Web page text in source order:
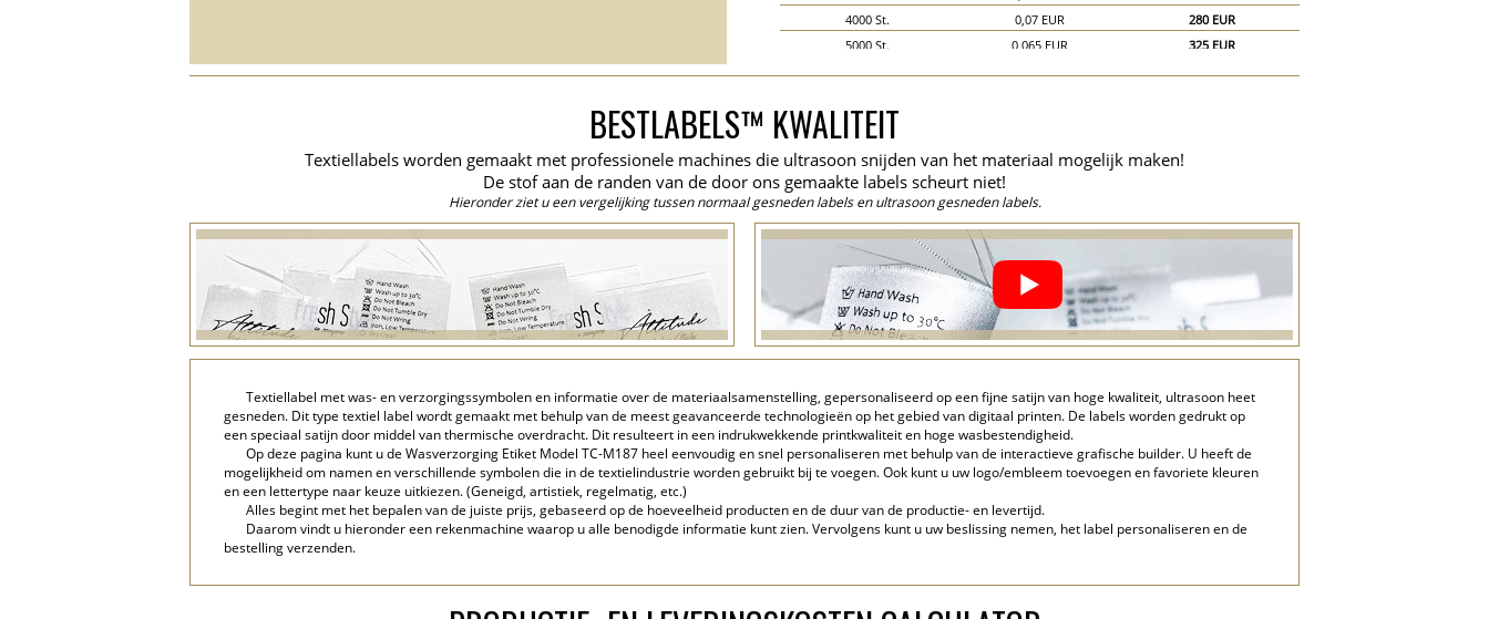
4000 St.
0,07 EUR
280 EUR
5000 St.
0,065 EUR
325 EUR
8000 St.
10000 St.
15000 St.
0,04 EUR
20000 St.
0,035 EUR 700 EUR
BESTLABELS™ KWALITEIT
Textiellabels worden gemaakt met professionele machines die ultrasoon snijden van het materiaal mogelijk maken!
De stof aan de randen van de door ons gemaakte labels scheurt niet!
Hieronder ziet u een vergelijking tussen normaal gesneden labels en ultrasoon gesneden labels.
Textiellabel met was- en verzorgingssymbolen en informatie over de materiaalsamenstelling, gepersonaliseerd op een fijne satijn van hoge kwaliteit, ultrasoon heet
gesneden. Dit type textiel label wordt gemaakt met behulp van de meest geavanceerde technologieën op het gebied van digitaal printen. De labels worden gedrukt op
een speciaal satijn door middel van thermische overdracht. Dit resulteert in een indrukwekkende printkwaliteit en hoge wasbestendigheid.
Op deze pagina kunt u de Wasverzorging Etiket Model TC-M187 heel eenvoudig en snel personaliseren met behulp van de interactieve grafische builder. U heeft de
mogelijkheid om namen en verschillende symbolen die in de textielindustrie worden gebruikt bij te voegen. Ook kunt u uw logo/embleem toevoegen en favoriete kleuren
en een lettertype naar keuze uitkiezen. (Geneigd, artistiek, regelmatig, etc.)
Alles begint met het bepalen van de juiste prijs, gebaseerd op de hoeveelheid producten en de duur van de productie- en levertijd.
Daarom vindt u hieronder een rekenmachine waarop u alle benodigde informatie kunt zien. Vervolgens kunt u uw beslissing nemen, het label personaliseren en de
bestelling verzenden.